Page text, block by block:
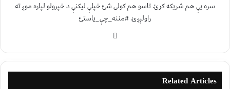
سره یې هم شریکه کړئ. تاسو هم کولی شئ خپلې لیکنې د خپرولو لپاره موږ ته
راولېږئ. #مننه_چې_یاستئ
Related Articles